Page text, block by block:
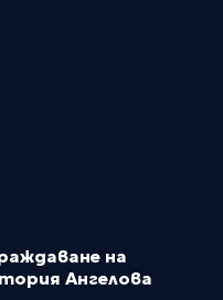
на
Ангелова